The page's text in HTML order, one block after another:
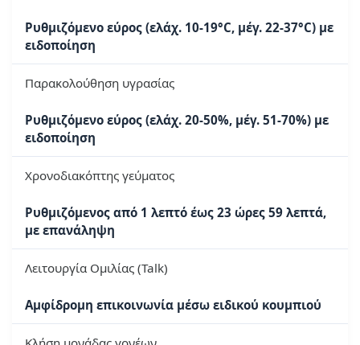
Ρυθμιζόμενο εύρος (ελάχ. 10-19°C, μέγ. 22-37°C) με
ειδοποίηση
Παρακολούθηση υγρασίας
Ρυθμιζόμενο εύρος (ελάχ. 20-50%, μέγ. 51-70%) με
ειδοποίηση
Χρονοδιακόπτης γεύματος
Ρυθμιζόμενος από 1 λεπτό έως 23 ώρες 59 λεπτά,
με επανάληψη
Λειτουργία Ομιλίας (Talk)
Αμφίδρομη επικοινωνία μέσω ειδικού κουμπιού